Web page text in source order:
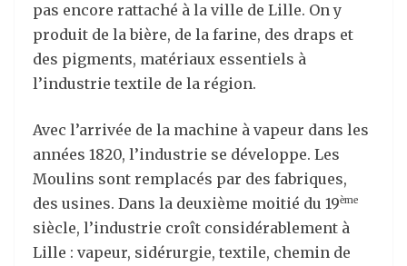
pas encore rattaché à la ville de Lille. On y
produit de la bière, de la farine, des draps et
des pigments, matériaux essentiels à
l’industrie textile de la région.
Avec l’arrivée de la machine à vapeur dans les
années 1820, l’industrie se développe. Les
Moulins sont remplacés par des fabriques,
des usines. Dans la deuxième moitié du 19ème
siècle, l’industrie croît considérablement à
Lille : vapeur, sidérurgie, textile, chemin de